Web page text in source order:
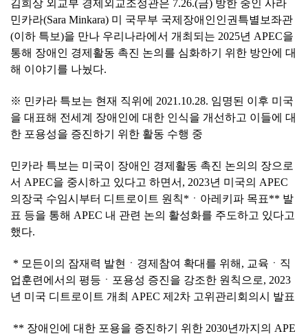
김희상 외교부 경제외교조정관은 7.26.(금) 방한 중인 사라
민카라(Sara Minkara) 미 국무부 국제장애인인권특별보좌관
(이하 특보)을 만나 우리나라에서 개최되는 2025년 APEC을
통해 장애인 경제활동 촉진 논의를 심화하기 위한 방안에 대
해 이야기를 나눴다.
※ 민카라 특보는 현재 직위에 2021.10.28. 임명된 이후 미국
을 대표해 전세계 장애인에 대한 인식을 개선하고 이들에 대
한 포용성을 증진하기 위한 활동 수행 중
민카라 특보는 미국이 장애인 경제활동 촉진 논의의 장으로
서 APEC을 중시하고 있다고 하면서, 2023년 미국의 APEC
의장국 수임시부터 디트로이트 원칙*ㆍ아레키파 목표** 발
표 등을 통해 APEC 내 관련 논의 활성화를 주도하고 있다고
했다.
* 모든이의 잠재력 발현ㆍ경제참여 확대를 위해, 교육ㆍ직
업훈련에서의 평등ㆍ포용성 증진을 강조한 원칙으로, 2023
년 미국 디트로이트 개최 APEC 제2차 고위관리회의시 발표
** 장애인에 대한 포용을 증진하기 위한 2030년까지의 APE